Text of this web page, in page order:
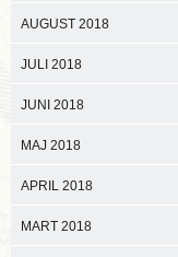
AUGUST 2018
JULI 2018
JUNI 2018
MAJ 2018
APRIL 2018
MART 2018